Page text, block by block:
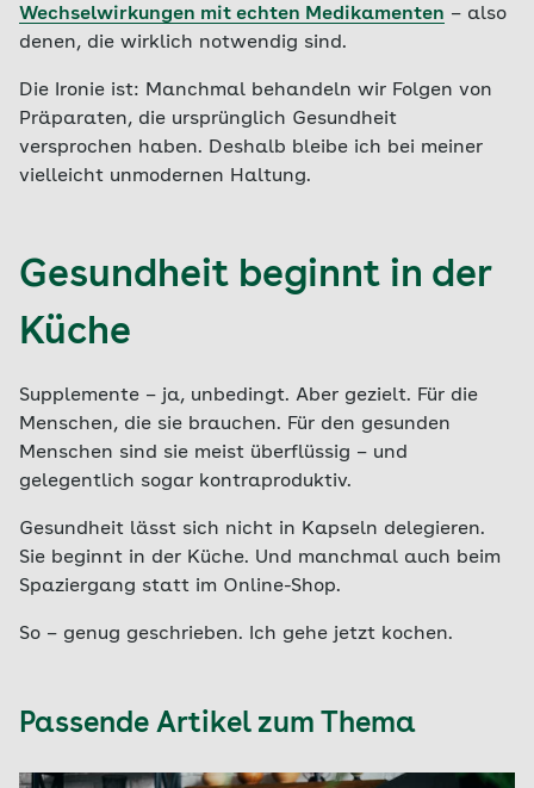
Wechselwirkungen mit echten Medikamenten – also
denen, die wirklich notwendig sind.
Die Ironie ist: Manchmal behandeln wir Folgen von
Präparaten, die ursprünglich Gesundheit
versprochen haben. Deshalb bleibe ich bei meiner
vielleicht unmodernen Haltung.
Gesundheit beginnt in der
Küche
Supplemente – ja, unbedingt. Aber gezielt. Für die
Menschen, die sie brauchen. Für den gesunden
Menschen sind sie meist überflüssig – und
gelegentlich sogar kontraproduktiv.
Gesundheit lässt sich nicht in Kapseln delegieren.
Sie beginnt in der Küche. Und manchmal auch beim
Spaziergang statt im Online-Shop.
So – genug geschrieben. Ich gehe jetzt kochen.
Passende Artikel zum Thema